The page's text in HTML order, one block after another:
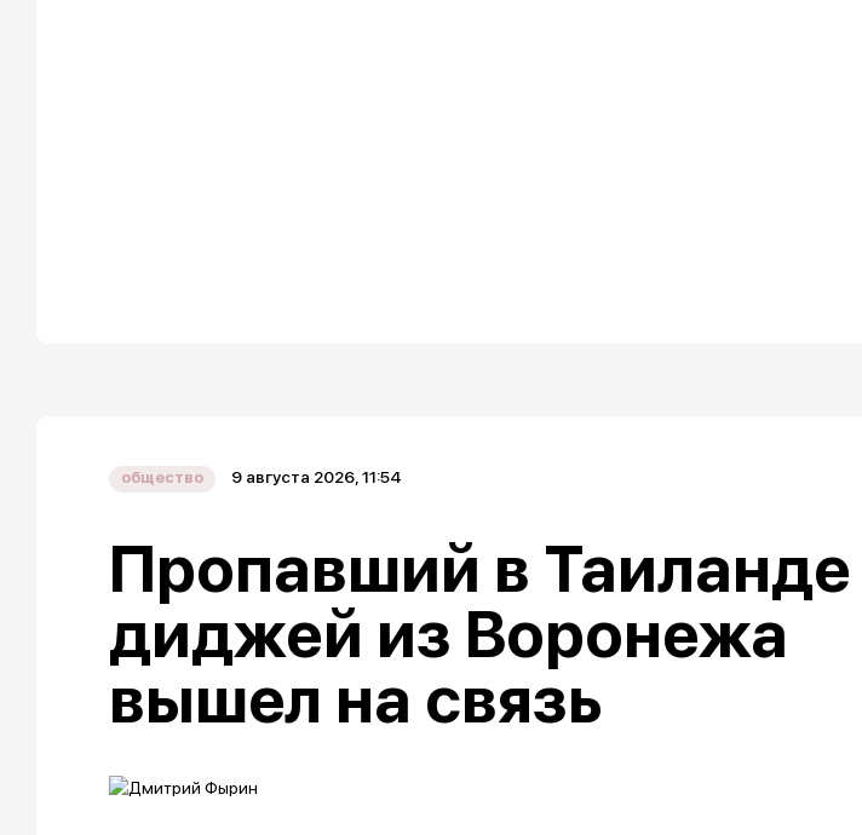
общество 9 августа 2026, 11:54
Пропавший в Таиланде
диджей из Воронежа
вышел на связь